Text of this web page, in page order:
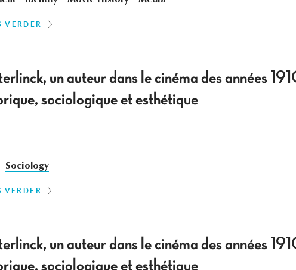
VERDER
un auteur dans le cinéma des années
sociologique et esthétique
Sociology
VERDER
un auteur dans le cinéma des années
sociologique et esthétique